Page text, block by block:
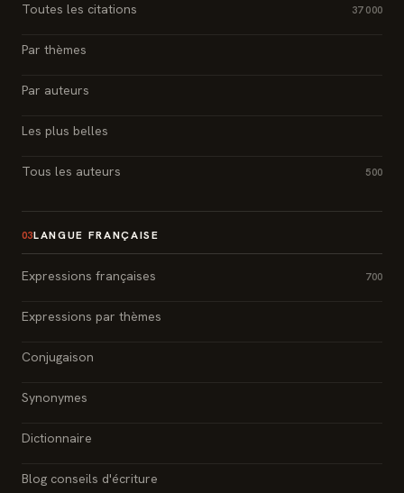
Toutes les citations 37 000
Par thèmes
Par auteurs
Les plus belles
Tous les auteurs 500
03LANGUE FRANÇAISE
Expressions françaises 700
Expressions par thèmes
Conjugaison
Synonymes
Dictionnaire
Blog conseils d'écriture